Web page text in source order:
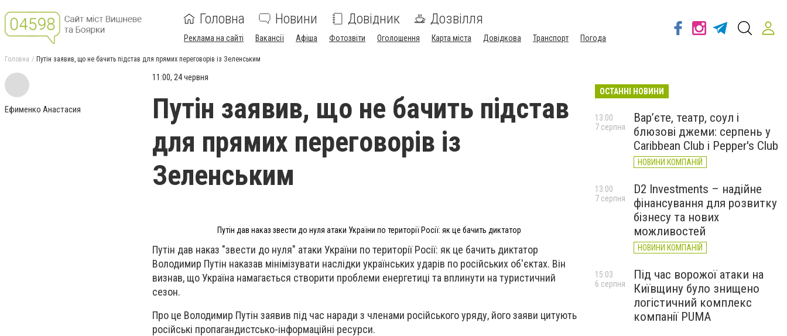
Головна Новини Довідник Дозвілля
Реклама на сайті Вакансії Афіша Фотозвіти Оголошення Карта міста Довідкова Транспорт Погода
Головна Путін заявив, що не бачить підстав для прямих переговорів із Зеленським
Ефименко Анастасия
11:00, 24 червня
Путін заявив, що не бачить підстав
для прямих переговорів із
Зеленським
Путін дав наказ звести до нуля атаки України по території Росії: як це бачить диктатор
Путін дав наказ "звести до нуля" атаки України по території Росії: як це бачить диктатор
Володимир Путін наказав мінімізувати наслідки українських ударів по російських об'єктах. Він
визнав, що Україна намагається створити проблеми енергетиці та вплинути на туристичний
сезон.
Про це Володимир Путін заявив під час наради з членами російського уряду, його заяви цитують
російські пропагандистсько-інформаційні ресурси.
ОСТАННІ НОВИНИ
Вар’єте, театр, соул і
блюзові джеми: серпень у
Caribbean Club і Pepper's Club
НОВИНИ КОМПАНІЙ
13:00
7 серпня
D2 Investments – надійне
фінансування для розвитку
бізнесу та нових
можливостей
НОВИНИ КОМПАНІЙ
13:00
7 серпня
Під час ворожої атаки на
Київщину було знищено
логістичний комплекс
компанії PUMA
15:03
6 серпня